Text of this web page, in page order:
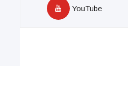
YouTube